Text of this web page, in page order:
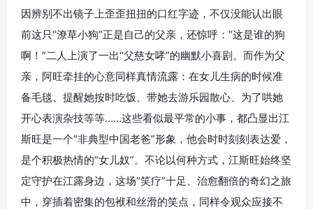
因辨别不出镜子上歪歪扭扭的口红字迹，不仅没能认出眼
前这只“潦草小狗”正是自己的父亲，还惊呼：“这是谁的狗
啊！”二人上演了一出“父慈女哮”的幽默小喜剧。而作为父
亲，阿旺牵挂的心意同样真情流露：在女儿生病的时候准
备毛毯、提醒她按时吃饭、带她去游乐园散心、为了哄她
开心表演杂技等等……这些看似最平常的小事，都凸显出江
斯旺是一个“非典型中国老爸”形象，他会时时刻刻表达爱，
是个积极热情的“女儿奴”。不论以何种方式，江斯旺始终坚
定守护在江露身边，这场“笑疗”十足、治愈翻倍的奇幻之旅
中，穿插着密集的包袱和丝滑的笑点，同样令观众应接不